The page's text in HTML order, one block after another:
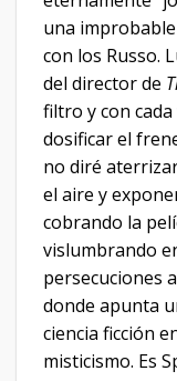
una
con los Russo.
del director de
filtro y con
dosificar el
no diré
el aire y
cobrando la
vislumbrando
persecuciones
donde apunta
ciencia ficción
misticismo. Es